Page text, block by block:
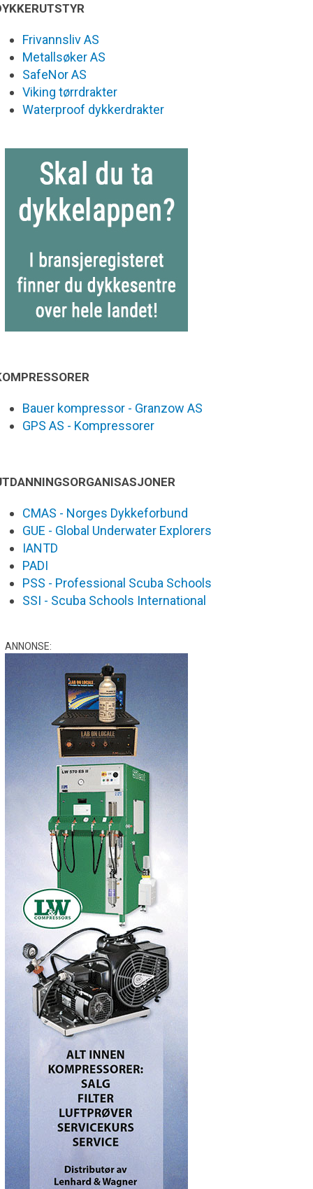
Frivannsliv AS
Metallsøker AS
SafeNor AS
Viking tørrdrakter
Waterproof dykkerdrakter
Bauer kompressor - Granzow AS
GPS AS - Kompressorer
CMAS - Norges Dykkeforbund
GUE - Global Underwater Explorers
IANTD
PADI
PSS - Professional Scuba Schools
SSI - Scuba Schools International
ANNONSE: